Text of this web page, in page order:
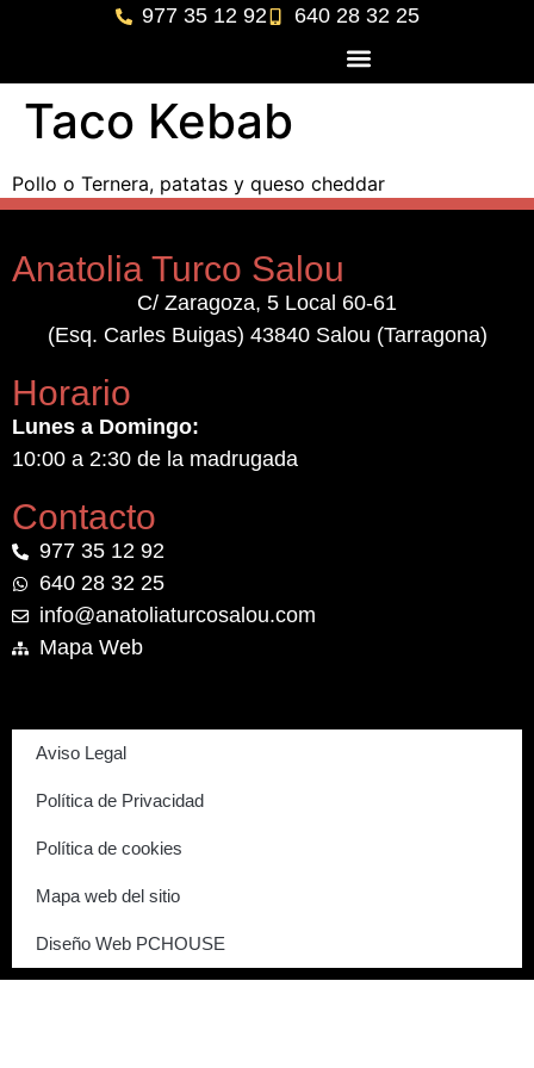
977 35 12 92 640 28 32 25
Taco Kebab
Pollo o Ternera, patatas y queso cheddar
Anatolia Turco Salou
C/ Zaragoza, 5 Local 60-61
(Esq. Carles Buigas) 43840 Salou (Tarragona)
Horario
Lunes a Domingo:
10:00 a 2:30 de la madrugada
Contacto
977 35 12 92
640 28 32 25
info@anatoliaturcosalou.com
Mapa Web
Aviso Legal
Política de Privacidad
Política de cookies
Mapa web del sitio
Diseño Web PCHOUSE